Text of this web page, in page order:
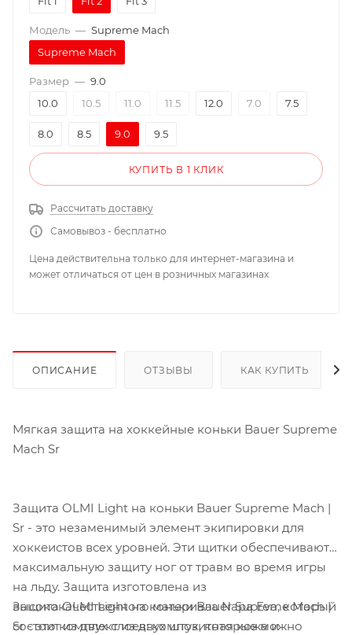
Модель — Supreme Mach
Supreme Mach
Размер — 9.0
10.0
10.5 11.0 11.5 12.0 7.0 7.5
8.0 8.5 9.0 9.5
КУПИТЬ В 1 КЛИК
Рассчитать доставку
Самовывоз - бесплатно
Цена действительна только для интернет-магазина и
может отличаться от цен в розничных магазинах
ОПИСАНИЕ ОТЗЫВЫ КАК КУПИТЬ
Мягкая защита на хоккейные коньки Bauer Supreme
Mach Sr
Защита OLMI Light на коньки Bauer Supreme Mach |
Sr - это незаменимый элемент экипировки для
хоккеистов всех уровней. Эти щитки обеспечивают
максимальную защиту ног от травм во время игры
на льду. Защита изготовлена из
высококачественного материала Napa Eva, который
состоит из двух слоев: композитная кожа и
Защита OLMI Light на коньки Bauer Supreme Mach |
Sr - это комплект из двух штук, которые можно